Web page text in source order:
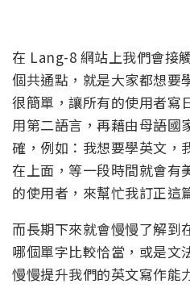
在 Lang-8 網站上我們會接
個共通點，就是大家都想要
很簡單，讓所有的使用者寫
用第二語言，再藉由母語國
確，例如：我想要學英文，
在上面，等一段時間就會有
的使用者，來幫忙我訂正這
而長期下來就會慢慢了解到
哪個單字比較恰當，或是文
慢慢提升我們的英文寫作能